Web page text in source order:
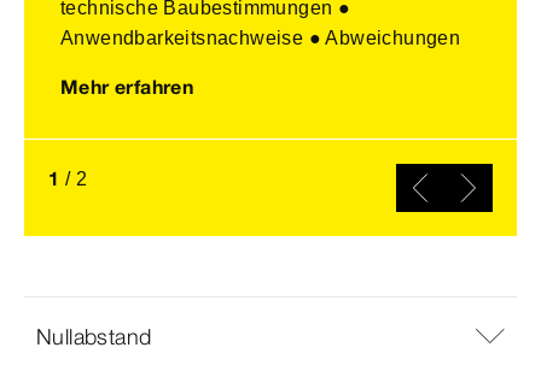
technische Baubestimmungen ●
Anwendbarkeitsnachweise ● Abweichungen
Mehr erfahren
1 / 2
Nullabstand